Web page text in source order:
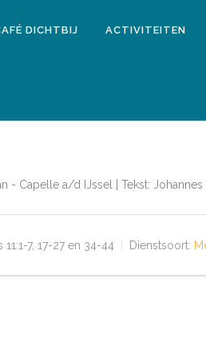
DICHTBIJ ACTIVITEITEN
- Capelle a/d IJssel | Tekst:
11:1-7, 17-27 en 34-44 Dienstsoort: